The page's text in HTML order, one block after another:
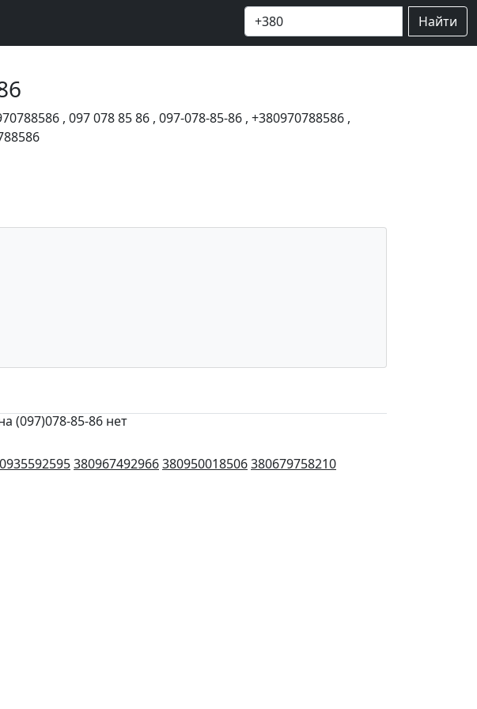
Найти
, 097 078 85 86 , 097-078-85-86 , +380970788586 ,
(097)078-85-86 нет
380967492966380950018506380679758210